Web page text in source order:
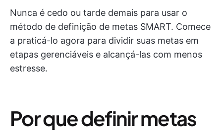
Nunca é cedo ou tarde demais para usar o
método de definição de metas SMART. Comece
a praticá-lo agora para dividir suas metas em
etapas gerenciáveis e alcançá-las com menos
estresse.
Por que definir metas